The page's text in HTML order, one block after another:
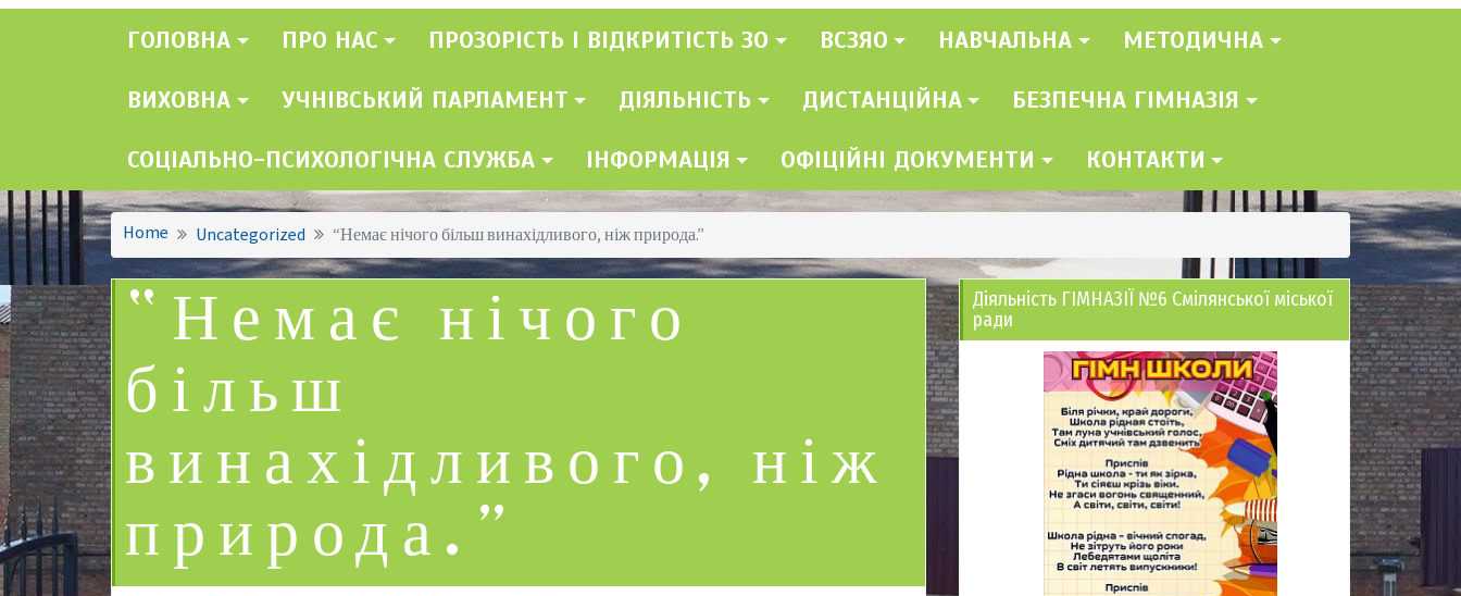
ГОЛОВНА ПРО НАС ПРОЗОРІСТЬ І ВІДКРИТІСТЬ ЗО ВСЗЯО НАВЧАЛЬНА МЕТОДИЧНА
ВИХОВНА УЧНІВСЬКИЙ ПАРЛАМЕНТ ДІЯЛЬНІСТЬ ДИСТАНЦІЙНА БЕЗПЕЧНА ГІМНАЗІЯ
СОЦІАЛЬНО-ПСИХОЛОГІЧНА СЛУЖБА ІНФОРМАЦІЯ ОФІЦІЙНІ ДОКУМЕНТИ КОНТАКТИ
Home Uncategorized “Немає нічого більш винахідливого, ніж природа.”
“Немає нічого
більш
винахідливого, ніж
природа.”
Діяльність ГІМНАЗІЇ №6 Смілянської міської
ради